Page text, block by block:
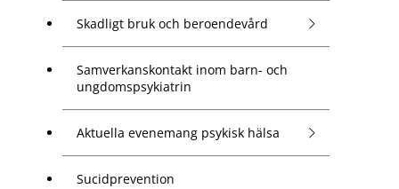
Skadligt bruk och beroendevård
Samverkanskontakt inom barn- och
ungdomspsykiatrin
Aktuella evenemang psykisk hälsa
Sucidprevention